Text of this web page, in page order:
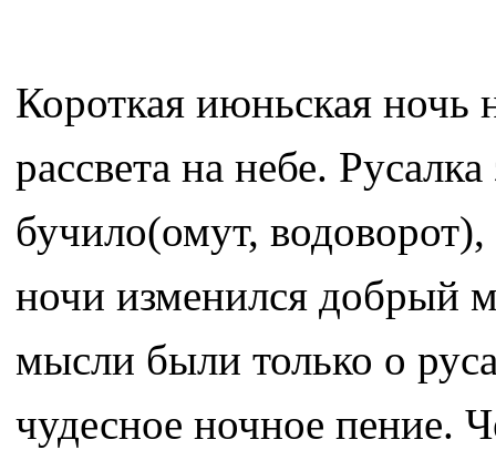
Короткая июньская ночь
рассвета на небе.
бучило(омут,
ночи изменился добрый
мысли были только о
чудесное ночное пение.